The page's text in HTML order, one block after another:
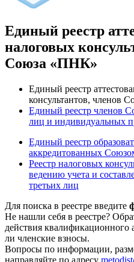
Единый реестр
налоговых
Союза «ПНК»
Единый реестр
консультантов, членов
Единый реестр членов
лиц и индивидуальных
Единый реестр
аккредитованных
Реестр налоговых
ведению учета и
третьих лиц
Для поиска в реестре введите
Не нашли себя в реестре?
действия квалификационного
ли членские взносы.
Вопросы по информации,
направляйте по адресу